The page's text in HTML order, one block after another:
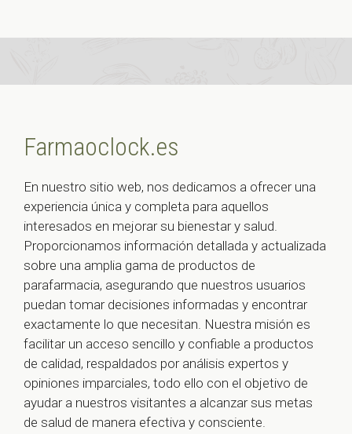
Farmaoclock.es
En nuestro sitio web, nos dedicamos a ofrecer una
experiencia única y completa para aquellos
interesados en mejorar su bienestar y salud.
Proporcionamos información detallada y actualizada
sobre una amplia gama de productos de
parafarmacia, asegurando que nuestros usuarios
puedan tomar decisiones informadas y encontrar
exactamente lo que necesitan. Nuestra misión es
facilitar un acceso sencillo y confiable a productos
de calidad, respaldados por análisis expertos y
opiniones imparciales, todo ello con el objetivo de
ayudar a nuestros visitantes a alcanzar sus metas
de salud de manera efectiva y consciente.